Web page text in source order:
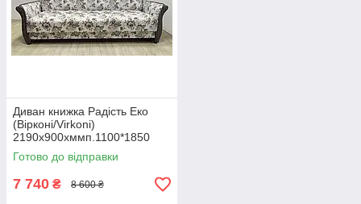
Диван книжка Радість Еко
(Вірконі/Virkoni)
2190х900хммп.1100*1850
Готово до відправки
7 740 ₴ 8 600 ₴